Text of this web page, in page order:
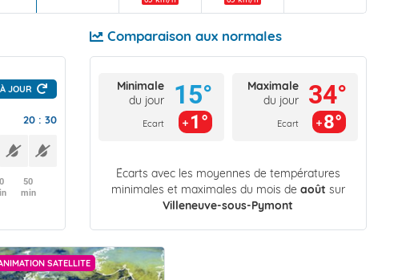
JOUR
20 : 30
50
min
Comparaison aux normales
Minimale
du jour
Ecart
15°
1°
Maximale
du jour
Ecart
34°
8°
Écarts avec les moyennes de températures
minimales et maximales du mois de août sur
Villeneuve-sous-Pymont
SATELLITE